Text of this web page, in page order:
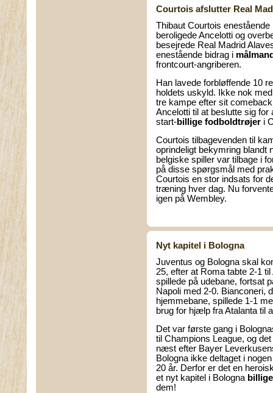
Courtois afslutter Real
Thibaut Courtois
beroligede Ancelotti og
besejrede Real Madrid
enestående bidrag i
frontcourt-angriberen.
Han lavede forbløffende 10
holdets uskyld. Ikke nok
tre kampe efter sit
Ancelotti til at beslutte sig
start-billige fodboldtrøjer i
Courtois tilbagevenden til
oprindeligt bekymring blandt
belgiske spiller var tilbage i
på disse spørgsmål med
Courtois en stor indsats for
træning hver dag. Nu
igen på Wembley.
Nyt kapitel i Bologna
Juventus og Bologna skal
25, efter at Roma tabte 2-1
spillede på udebane, fortsat
Napoli med 2-0. Bianconeri,
hjemmebane, spillede 1-1
brug for hjælp fra Atalanta til
Det var første gang i
til Champions League, og
næst efter Bayer
Bologna ikke deltaget i
20 år. Derfor er det en
et nyt kapitel i Bologna
dem!